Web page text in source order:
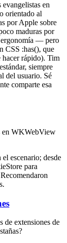
en
orientado al
por Apple sobre
maduras por
ergonomía — pero
CSS :has(), que
hacer rápido). Tim
siempre
del usuario. Sé
comparte esa
en WKWebView
escenario; desde
para
de extensiones de